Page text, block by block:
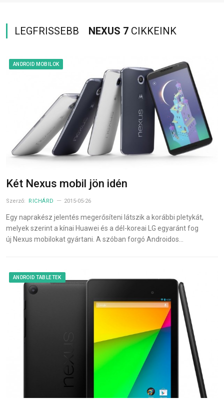
LEGFRISSEBB NEXUS 7 CIKKEINK
ANDROID MOBILOK
Két Nexus mobil jön idén
Szerző: RICHÁRD 2015-05-26
Egy naprakész jelentés megerősíteni látszik a korábbi pletykát,
melyek szerint a kínai Huawei és a dél-koreai LG egyaránt fog
új Nexus mobilokat gyártani. A szóban forgó Androidos…
ANDROID TABLETEK